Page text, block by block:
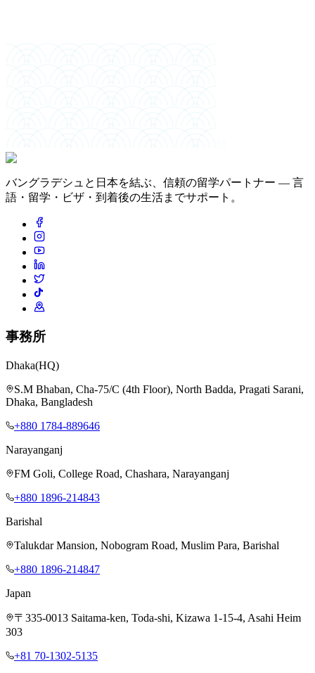
バングラデシュと日本を結ぶ、信頼の留学パートナー — 言
語・留学・ビザ・到着後の生活までサポート。
事務所
Dhaka(HQ)
S.M Bhaban, Cha-75/C (4th Floor), North Badda, Pragati Sarani,
Dhaka, Bangladesh
+880 1784-889646
Narayanganj
FM Goli, College Road, Chashara, Narayanganj
+880 1896-214843
Barishal
Talukdar Mansion, Nobogram Road, Muslim Para, Barishal
+880 1896-214847
Japan
〒335-0013 Saitama-ken, Toda-shi, Kizawa 1-15-4, Asahi Heim
303
+81 70-1302-5135